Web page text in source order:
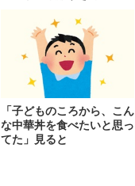
「子どものころから、こん
な中華丼を食べたいと思っ
てた」見ると